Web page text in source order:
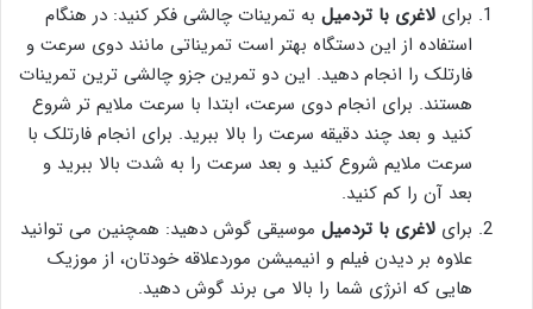
برای لاغری با تردمیل به تمرینات چالشی فکر کنید: در هنگام
استفاده از این دستگاه بهتر است تمریناتی مانند دوی سرعت و
فارتلک را انجام دهید. این دو تمرین جزو چالشی ترین تمرینات
هستند. برای انجام دوی سرعت، ابتدا با سرعت ملایم تر شروع
کنید و بعد چند دقیقه سرعت را بالا ببرید. برای انجام فارتلک با
سرعت ملایم شروع کنید و بعد سرعت را به شدت بالا ببرید و
بعد آن را کم کنید.
برای لاغری با تردمیل موسیقی گوش دهید: همچنین می توانید
علاوه بر دیدن فیلم و انیمیشن موردعلاقه خودتان، از موزیک
هایی که انرژی شما را بالا می برند گوش دهید.